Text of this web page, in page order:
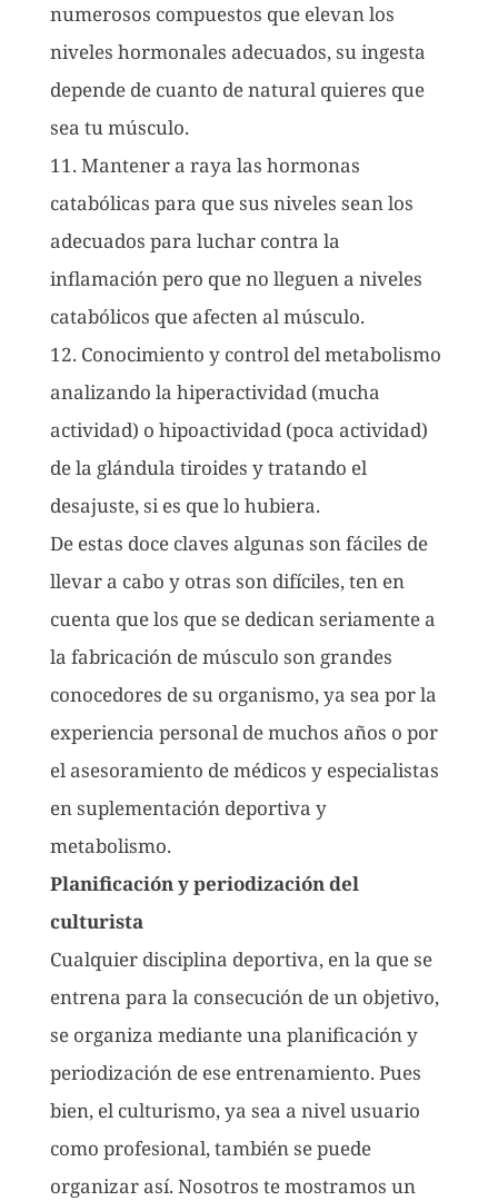
numerosos compuestos que elevan los
niveles hormonales adecuados, su ingesta
depende de cuanto de natural quieres que
sea tu músculo.
11. Mantener a raya las hormonas
catabólicas para que sus niveles sean los
adecuados para luchar contra la
inflamación pero que no lleguen a niveles
catabólicos que afecten al músculo.
12. Conocimiento y control del metabolismo
analizando la hiperactividad (mucha
actividad) o hipoactividad (poca actividad)
de la glándula tiroides y tratando el
desajuste, si es que lo hubiera.
De estas doce claves algunas son fáciles de
llevar a cabo y otras son difíciles, ten en
cuenta que los que se dedican seriamente a
la fabricación de músculo son grandes
conocedores de su organismo, ya sea por la
experiencia personal de muchos años o por
el asesoramiento de médicos y especialistas
en suplementación deportiva y
metabolismo.
Planificación y periodización del
culturista
Cualquier disciplina deportiva, en la que se
entrena para la consecución de un objetivo,
se organiza mediante una planificación y
periodización de ese entrenamiento. Pues
bien, el culturismo, ya sea a nivel usuario
como profesional, también se puede
organizar así. Nosotros te mostramos un